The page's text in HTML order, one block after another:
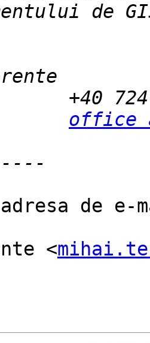
office
de e-
<